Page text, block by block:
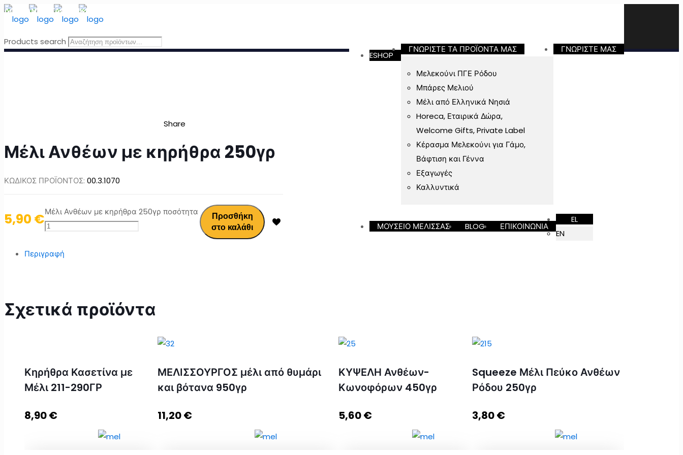
ΔΩΡΕΑΝ ΜΕΤΑΦΟΡΙΚΑ
ESHOP
ΓΝΩΡΙΣΤΕ ΤΑ ΠΡΟΪΟΝΤΑ ΜΑΣ
Μελεκούνι ΠΓΕ Ρόδου
Μπάρες Μελιού
Μέλι από Ελληνικά Νησιά
Horeca, Εταιρικά Δώρα,
Welcome Gifts, Private Label
Κέρασμα Μελεκούνι για Γάμο,
Βάφτιση και Γέννα
Εξαγωγές
Καλλυντικά
ΓΝΩΡΙΣΤΕ ΜΑΣ
ΜΟΥΣΕΙΟ ΜΕΛΙΣΣΑΣ BLOG ΕΠΙΚΟΙΝΩΝΙΑ
EL
EN
Products search
Share
Μέλι Ανθέων με κηρήθρα 250γρ
ΚΩΔΙΚΟΣ ΠΡΟΪΟΝΤΟΣ: 00.3.1070
5,90 €Μέλι Ανθέων με κηρήθρα 250γρ ποσότητα
Προσθήκη
στο καλάθι
Περιγραφή
Σχετικά προϊόντα
Κηρήθρα Κασετίνα με
Μέλι 211-290ΓΡ
8,90€
ΜΕΛΙΣΣΟΥΡΓΟΣ μέλι από θυμάρι
και βότανα 950γρ
11,20€
ΚΥΨΕΛΗ Ανθέων-
Κωνοφόρων 450γρ
5,60€
Squeeze Μέλι Πεύκο Ανθέων
Ρόδου 250γρ
3,80€